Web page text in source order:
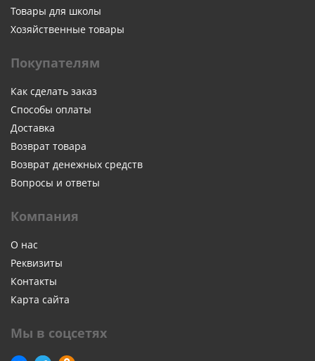
Товары для школы
Хозяйственные товары
Покупателям
Как сделать заказ
Способы оплаты
Доставка
Возврат товара
Возврат денежных средств
Вопросы и ответы
Компания
О нас
Реквизиты
Контакты
Карта сайта
Мы в соцсетях